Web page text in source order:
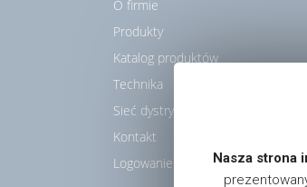
Nasza strona
O firmie
Produkty
Katalog produktów
Technika
Sieć dystrybucji
Kontakt
Logowanie